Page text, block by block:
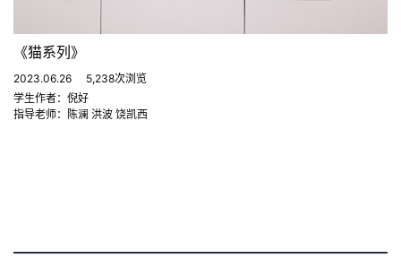
《猫系列》
2023.06.26
5,238次浏览
学生作者：倪好
指导老师：陈澜 洪波 饶凯西